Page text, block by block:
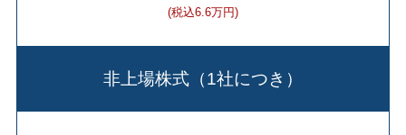
(税込6.6万円)
非上場株式（1社につき）